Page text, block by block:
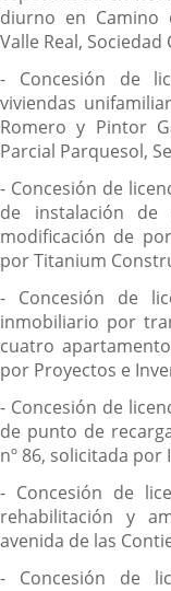
diurno en Camino
Valle Real, Sociedad
- Concesión de
viviendas
Romero y Pintor
Parcial Parquesol,
- Concesión de
de instalación
modificación de
por Titanium
- Concesión de
inmobiliario por
cuatro
por Proyectos e
- Concesión de
de punto de
nº 86, solicitada por
- Concesión de
rehabilitación y
avenida de las
- Concesión de